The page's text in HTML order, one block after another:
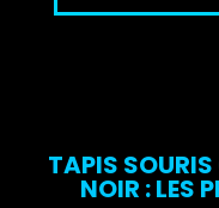
TAPIS
NOIR : LES